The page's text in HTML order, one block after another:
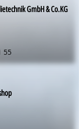
GmbH & Co.KG
55